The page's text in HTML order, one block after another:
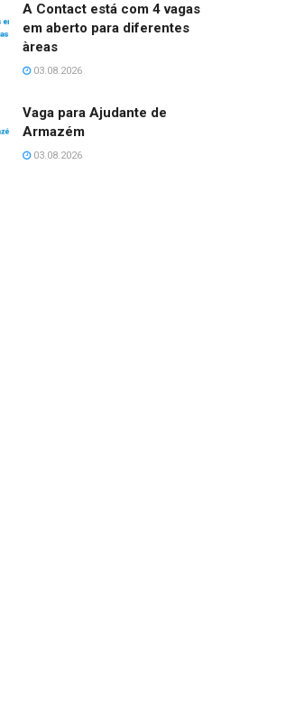
A Contact está com 4 vagas
em aberto para diferentes
àreas
03.08.2026
Vaga para Ajudante de
Armazém
03.08.2026